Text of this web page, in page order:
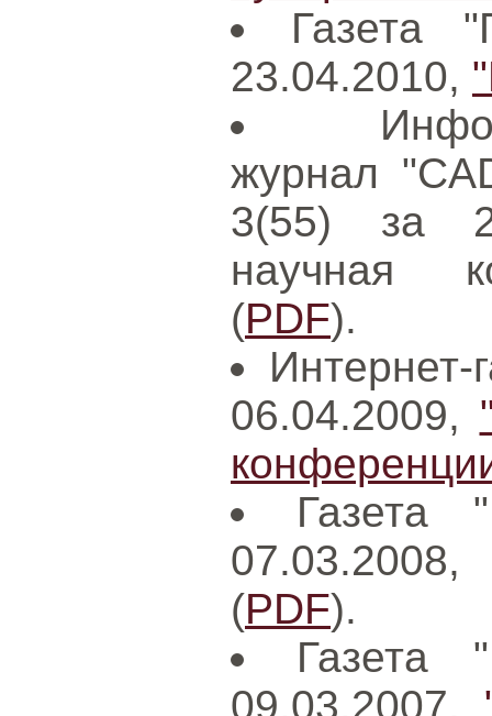
Газета
23.04.2010,
журнал
3(55) за
научная
(PDF).
Интернет-
06.04.2009,
Газета
07.03.2008,
(PDF).
Газета
09.03.2007,